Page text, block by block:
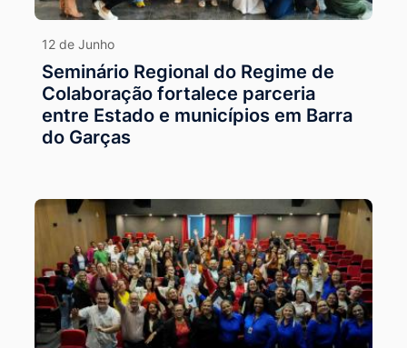
12 de Junho
Seminário Regional do Regime de
Colaboração fortalece parceria
entre Estado e municípios em Barra
do Garças